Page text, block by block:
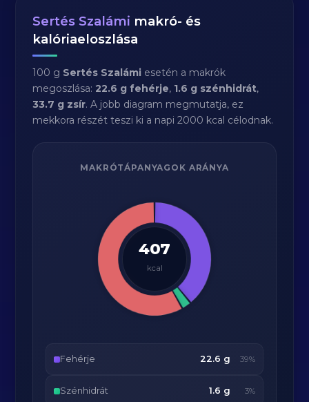
Sertés Szalámi makró- és
kalóriaeloszlása
100 g Sertés Szalámi esetén a makrók
megoszlása:22.6 g fehérje, 1.6 g szénhidrát,
33.7 g zsír. A jobb diagram megmutatja, ez
mekkora részét teszi ki a napi 2000 kcal célodnak.
MAKRÓTÁPANYAGOK ARÁNYA
407
kcal
Fehérje 22.6 g 39%
Szénhidrát 1.6 g 3%